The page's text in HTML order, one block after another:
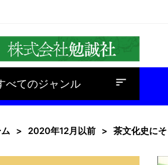
べてのジャンル
2020年12月以前 茶文化史に